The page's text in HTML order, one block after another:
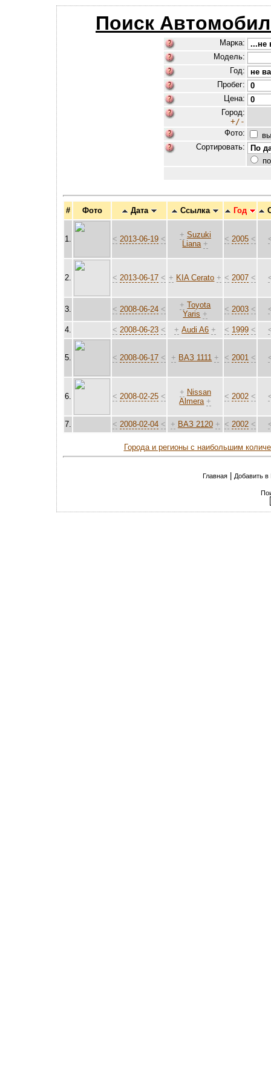
Поиск
Марка:
Модель:
Год:
Пробег:
Цена:
Город:
+/-
Фото:
Сортировать:
# Фото Дата Ссылка Год
1. < 2013-06-19 < + Suzuki
Liana +
< 2005 <
2. < 2013-06-17 < + KIA Cerato + < 2007 <
3. < 2008-06-24 < + Toyota
Yaris +
< 2003 <
4. < 2008-06-23 < + Audi A6 + < 1999 <
5. < 2008-06-17 < + ВАЗ 1111 + < 2001 <
6. < 2008-02-25 < + Nissan
Almera +
< 2002 <
7. < 2008-02-04 < + ВАЗ 2120 + < 2002 <
Города и регионы с наибольшим
Главная | Добавить в